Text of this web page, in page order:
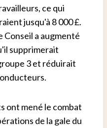
ce qui
jusqu'à 8 000 £.
Conseil a augmenté
supprimerait
3 et réduirait
ont mené le combat
de la gale du